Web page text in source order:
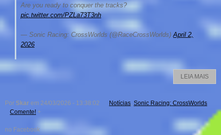
Are you ready to conquer the tracks?
pic.twitter.com/PZLa73T3nh
— Sonic Racing: CrossWorlds (@RaceCrossWorlds)April 2,
2026
LEIA MAIS
Por Skar em 24/03/2026 - 13:38:02 Notícias, Sonic Racing: CrossWorlds
Comente! +
no Facebook